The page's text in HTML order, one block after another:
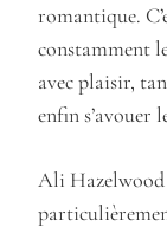
romantique.
constamment
avec plaisir,
enfin s’avouer
Ali Hazelwood